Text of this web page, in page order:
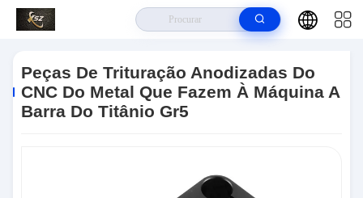
Trituração Anodizadas Do CNC Do Metal Que Fazem À Máquina A Barra Do
Titânio Gr5
Peças De Trituração Anodizadas Do
CNC Do Metal Que Fazem À Máquina A
Barra Do Titânio Gr5